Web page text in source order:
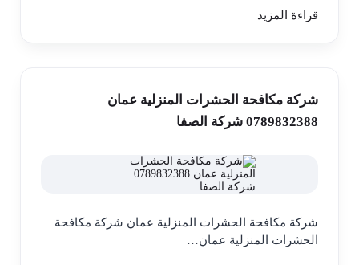
قراءة المزيد
شركة مكافحة الحشرات المنزلية عمان
0789832388 شركة الصفا
شركة مكافحة الحشرات المنزلية عمان شركة مكافحة
الحشرات المنزلية عمان…